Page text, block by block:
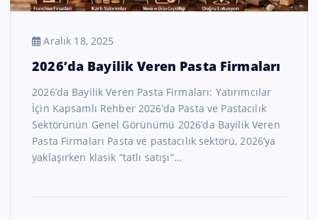
Aralık 18, 2025
2026’da Bayilik Veren Pasta Firmaları
2026’da Bayilik Veren Pasta Firmaları: Yatırımcılar
İçin Kapsamlı Rehber 2026’da Pasta ve Pastacılık
Sektörünün Genel Görünümü 2026’da Bayilik Veren
Pasta Firmaları Pasta ve pastacılık sektörü, 2026’ya
yaklaşırken klasik “tatlı satışı”…